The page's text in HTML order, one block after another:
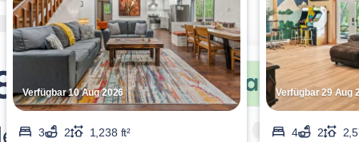
Verfügbar 10 Aug 2026
3 2
1,238 ft²
Verfügbar 29 Aug
4 2